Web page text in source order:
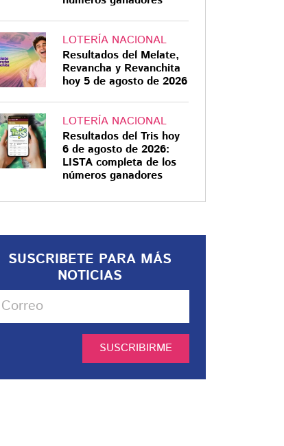
LOTERÍA NACIONAL
Resultados del Melate,
Revancha y Revanchita
hoy 5 de agosto de 2026
LOTERÍA NACIONAL
Resultados del Tris hoy
6 de agosto de 2026:
LISTA completa de los
números ganadores
SUSCRIBETE PARA MÁS
NOTICIAS
SUSCRIBIRME